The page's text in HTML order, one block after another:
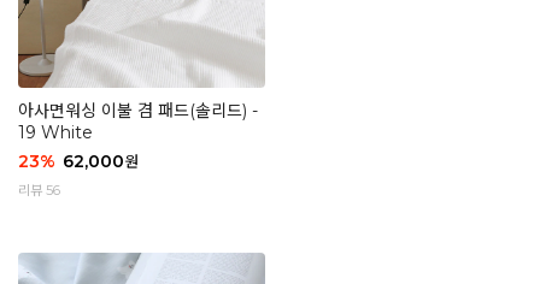
아사면워싱 이불 겸 패드(솔리드) -
19 White
23% 62,000원
리뷰 56